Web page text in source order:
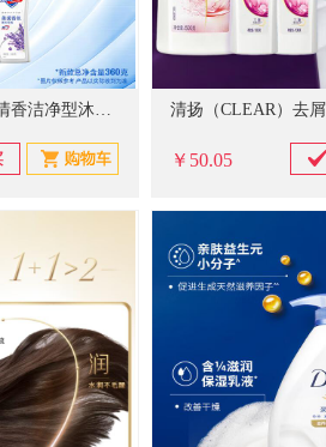
舒肤佳（Safeguard）纯白清香洁净型沐浴露360ml 温和易冲洗
￥50.05